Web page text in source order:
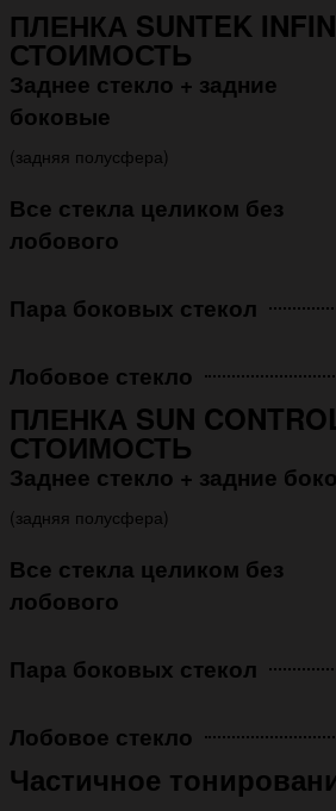
ПЛЕНКА SUNTEK
СТОИМОСТЬ
Заднее стекло + задние
боковые
(задняя полусфера)
Все стекла целиком без
лобового
Пара боковых стекол
Лобовое стекло
ПЛЕНКА SUN
СТОИМОСТЬ
Заднее стекло + задние
(задняя полусфера)
Все стекла целиком без
лобового
Пара боковых стекол
Лобовое стекло
Частичное